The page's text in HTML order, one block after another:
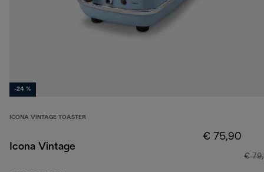
-24 %
ICONA VINTAGE TOASTER
Icona Vintage
€ 75,90
€